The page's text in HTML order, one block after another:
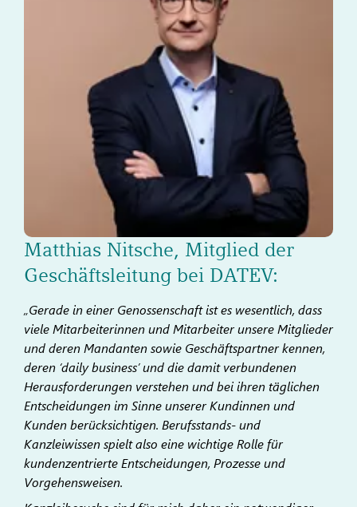
Matthias Nitsche, Mitglied der
Geschäftsleitung bei DATEV:
„Gerade in einer Genossenschaft ist es wesentlich, dass
viele Mitarbeiterinnen und Mitarbeiter unsere Mitglieder
und deren Mandanten sowie Geschäftspartner kennen,
deren ‘daily business’ und die damit verbundenen
Herausforderungen verstehen und bei ihren täglichen
Entscheidungen im Sinne unserer Kundinnen und
Kunden berücksichtigen. Berufsstands- und
Kanzleiwissen spielt also eine wichtige Rolle für
kundenzentrierte Entscheidungen, Prozesse und
Vorgehensweisen.